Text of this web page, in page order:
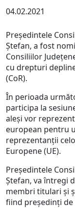
04.02.2021
Președintele
Ștefan, a fost
Consiliilor
cu drepturi
(CoR).
În perioada
participa la
aleși vor
european pentru
reprezentanții
Europene (UE).
Președintele
Ștefan, va întregi
membri titulari și
fiind președinți